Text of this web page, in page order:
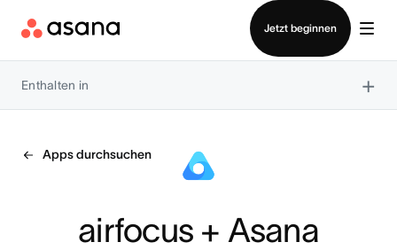
Jetzt beginnen
Vertrieb kontaktieren
Enthalten in ×
Apps durchsuchen
airfocus + Asana